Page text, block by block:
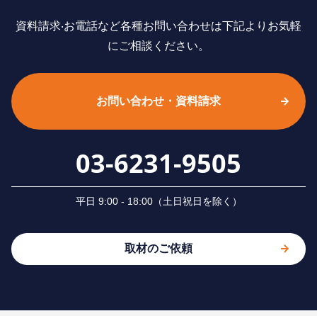
資料請求‧お電話など各種お問い合わせは下記よりお気軽
にご相談ください。
お問い合わせ・資料請求
03-6231-9505
平⽇ 9:00 - 18:00（⼟⽇祝⽇を除く）
取材のご依頼